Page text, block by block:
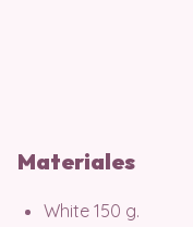
Materiales
White 150 g.